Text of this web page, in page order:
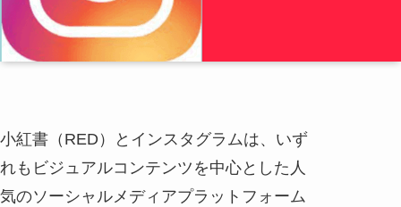
小紅書（RED）とインスタグラムは、いず
れもビジュアルコンテンツを中心とした人
気のソーシャルメディアプラットフォーム